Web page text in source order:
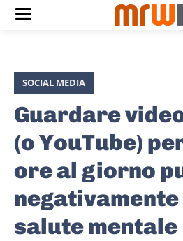
SOCIAL MEDIA
Guardare
(o YouTube)
ore al giorno
salute mentale